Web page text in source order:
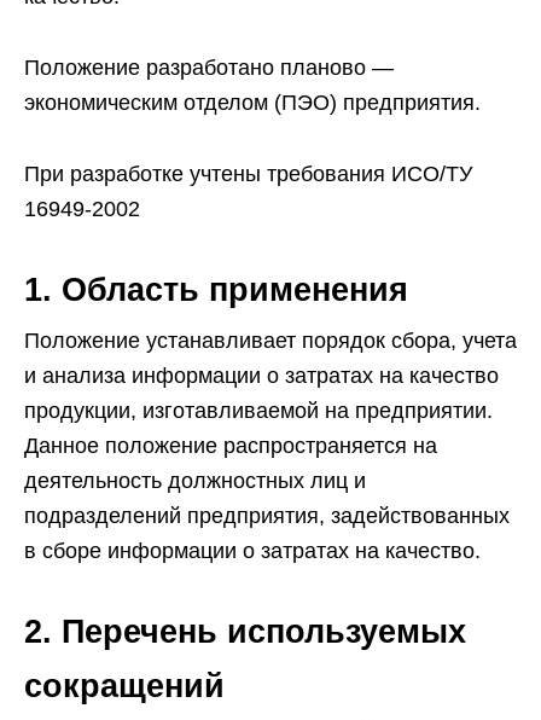
Положение разработано планово —
экономическим отделом (ПЭО) предприятия.
При разработке учтены требования ИСО/ТУ
16949-2002
1. Область применения
Положение устанавливает порядок сбора, учета
и анализа информации о затратах на качество
продукции, изготавливаемой на предприятии.
Данное положение распространяется на
деятельность должностных лиц и
подразделений предприятия, задействованных
в сборе информации о затратах на качество.
2. Перечень используемых
сокращений